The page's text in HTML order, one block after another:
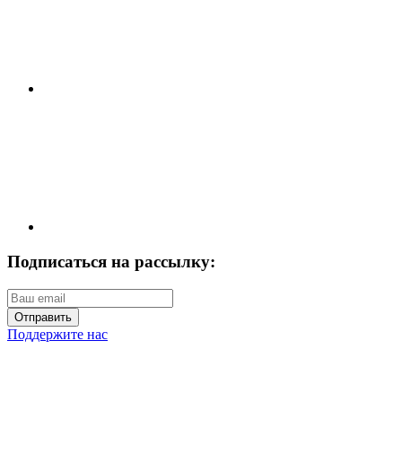
Подписаться на рассылку:
Отправить
Поддержите нас